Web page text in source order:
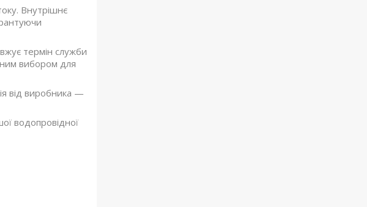
Внутрішнє
термін служби
вибором для
від виробника —
водопровідної